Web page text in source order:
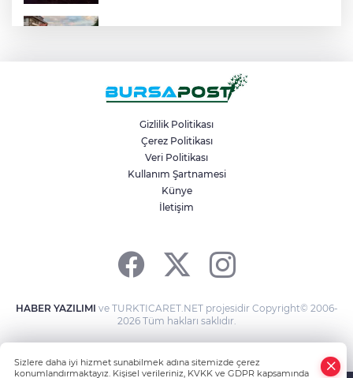
Karacabey Belediyespor Bursaspor’dan 2
Kanser görüntülemede yeni nesil
teknolojiler teşhis ve tedavide önemli yol
gösteriyor
Gizlilik Politikası
Çerez Politikası
Veri Politikası
Kullanım Şartnamesi
Künye
İletişim
HABER YAZILIMI ve TURKTICARET.NET projesidir Copyright© 2006-
2026 Tüm hakları saklıdır.
Sizlere daha iyi hizmet sunabilmek adına sitemizde çerez
konumlandırmaktayız. Kişisel verileriniz, KVKK ve GDPR kapsamında